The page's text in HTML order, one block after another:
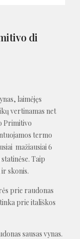
di
laimėjęs
vertinamas net
Primitivo
termo
mažiausiai 6
Taip
skonis.
prie raudonas
prie itališkos
sausas vynas.